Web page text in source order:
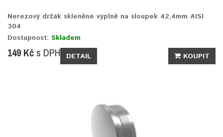
Nerezový držák skleněné výplně na sloupek 42,4mm AISI
304
Dostupnost: Skladem
149 Kč s DPH DETAIL KOUPIT